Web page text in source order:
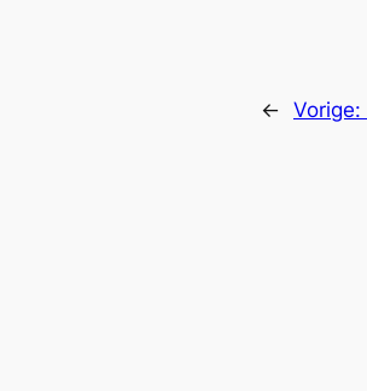
← Vorige: